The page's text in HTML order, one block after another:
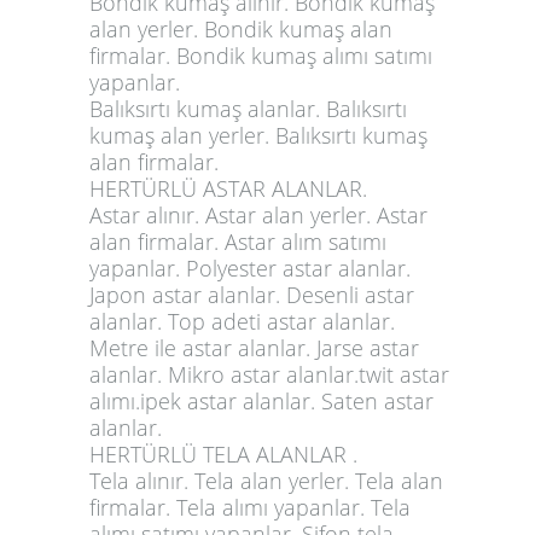
alan yerler. Bondik kumaş alan
firmalar. Bondik kumaş alımı satımı
yapanlar.
Balıksırtı kumaş alanlar. Balıksırtı
kumaş alan yerler. Balıksırtı kumaş
alan firmalar.
HERTÜRLÜ ASTAR ALANLAR.
Astar alınır. Astar alan yerler. Astar
alan firmalar. Astar alım satımı
yapanlar. Polyester astar alanlar.
Japon astar alanlar. Desenli astar
alanlar. Top adeti astar alanlar.
Metre ile astar alanlar. Jarse astar
alanlar. Mikro astar alanlar.twit astar
alımı.ipek astar alanlar. Saten astar
alanlar.
HERTÜRLÜ TELA ALANLAR .
Tela alınır. Tela alan yerler. Tela alan
firmalar. Tela alımı yapanlar. Tela